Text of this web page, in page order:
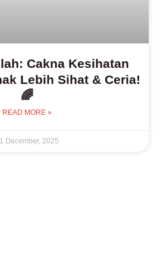
Cakna Kesihatan
Lebih Sihat & Ceria!
🌈
READ MORE »
December, 2025